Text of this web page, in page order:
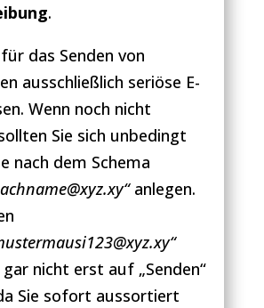
.
das Senden von
ausschließlich seriöse E-
Wenn noch nicht
Sie sich unbedingt
nach dem Schema
anlegen.
nicht erst auf „Senden“
Sie sofort aussortiert